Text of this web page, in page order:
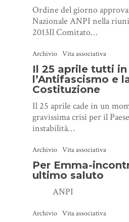
Ordine del giorno
Nazionale ANPI nella
2013Il Comitato…
Archivio Vita associativa
Il 25 aprile tutti in
l’Antifascismo e
Costituzione
Il 25 aprile cade in un
gravissima crisi per il
instabilità…
Archivio Vita associativa
Per Emma-
ultimo saluto
Archivio Vita associativa